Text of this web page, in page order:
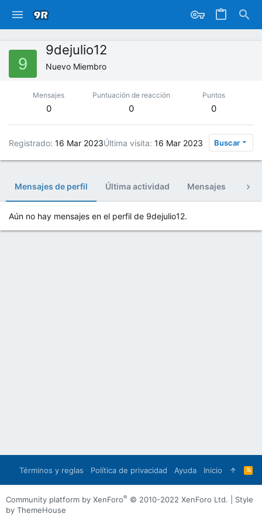
9
9dejulio12
Nuevo Miembro
Mensajes
0
Puntuación de reacción
0
Puntos
0
Registrado 16 Mar 2023Última visita 16 Mar 2023 Buscar
Mensajes de perfil Última actividad Mensajes
Aún no hay mensajes en el perfil de 9dejulio12.
Términos y reglas Política de privacidad Ayuda Inicio
R
S
S
Community platform by XenForo® © 2010-2022 XenForo Ltd.
Style
by ThemeHouse